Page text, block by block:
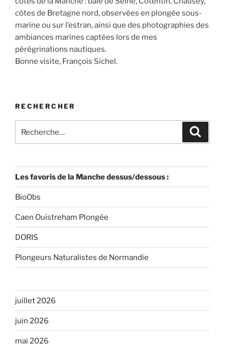
côtes de Bretagne nord, observées en plongée sous-
marine ou sur l’estran, ainsi que des photographies des
ambiances marines captées lors de mes
pérégrinations nautiques.
Bonne visite, François Sichel.
RECHERCHER
pour
Les favoris de la Manche dessus/dessous :
BioObs
Caen Ouistreham Plongée
DORIS
Plongeurs Naturalistes de Normandie
juillet 2026
juin 2026
mai 2026